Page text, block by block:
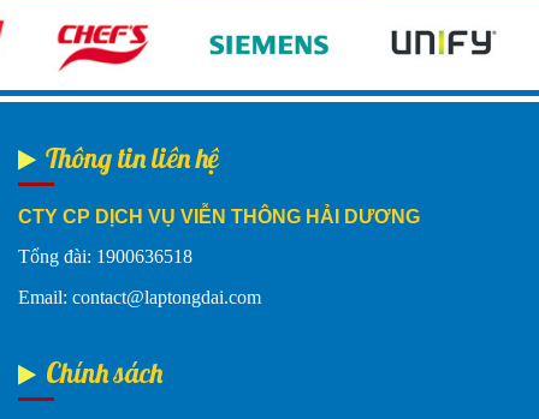
Thông tin liên hệ
CTY CP DỊCH VỤ VIỄN THÔNG HẢI DƯƠNG
Tổng đài: 1900636518
Email: contact@laptongdai.com
Chính sách